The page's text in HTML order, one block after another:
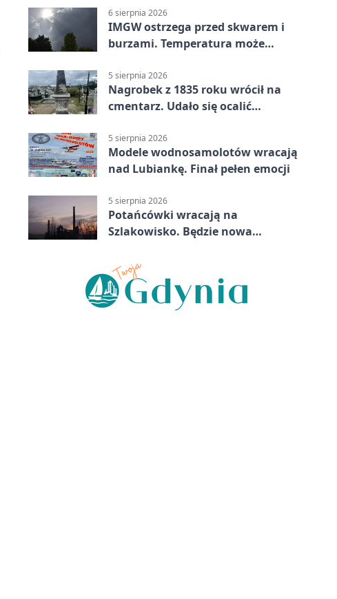
6 sierpnia 2026
IMGW ostrzega przed skwarem i
burzami. Temperatura może
5 sierpnia 2026
Nagrobek z 1835 roku wrócił na
cmentarz. Udało się ocalić
5 sierpnia 2026
Modele wodnosamolotów wracają
nad Lubiankę. Finał pełen emocji
5 sierpnia 2026
Potańcówki wracają na
Szlakowisko. Będzie nowa